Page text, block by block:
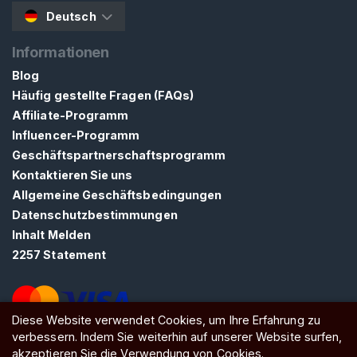
Deutsch
Informationen
Blog
Häufig gestellte Fragen (FAQs)
Affiliate-Programm
Influencer-Programm
Geschäftspartnerschaftsprogramm
Kontaktieren Sie uns
Allgemeine Geschäftsbedingungen
Datenschutzbestimmungen
Inhalt Melden
2257 Statement
ATW Ltd, Essex, SS0 7EU, United Kingdom
Diese Website verwendet Cookies, um Ihre Erfahrung zu
verbessern. Indem Sie weiterhin auf unserer Website surfen,
akzeptieren Sie die Verwendung von Cookies.
s
i
t
e
S
u
c
n
S
i
e
n